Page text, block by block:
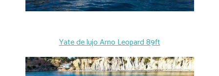
Yate de lujo Arno Leopard 89ft